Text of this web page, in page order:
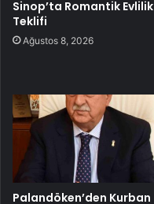
Sinop’ta Romantik Evlilik
Teklifi
Ağustos 8, 2026
Palandöken’den Kurban